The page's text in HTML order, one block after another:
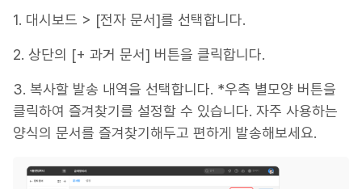
1. 대시보드 > [전자 문서]를 선택합니다.
2. 상단의 [+ 과거 문서] 버튼을 클릭합니다.
3. 복사할 발송 내역을 선택합니다. *우측 별모양 버튼을
클릭하여 즐겨찾기를 설정할 수 있습니다. 자주 사용하는
양식의 문서를 즐겨찾기해두고 편하게 발송해보세요.